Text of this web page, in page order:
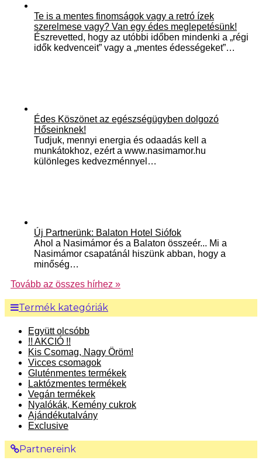
Te is a mentes finomságok vagy a retró ízek
szerelmese vagy? Van egy édes meglepetésünk!
Észrevetted, hogy az utóbbi időben mindenki a „régi
idők kedvenceit” vagy a „mentes édességeket”…
Édes Köszönet az egészségügyben dolgozó
Hőseinknek!
Tudjuk, mennyi energia és odaadás kell a
munkátokhoz, ezért a www.nasimamor.hu
különleges kedvezménnyel…
Új Partnerünk: Balaton Hotel Siófok
Ahol a Nasimámor és a Balaton összeér... Mi a
Nasimámor csapatánál hiszünk abban, hogy a
minőség…
Tovább az összes hírhez »
Termék kategóriák
Együtt olcsóbb
!! AKCIÓ !!
Kis Csomag, Nagy Öröm!
Vicces csomagok
Gluténmentes termékek
Laktózmentes termékek
Vegán termékek
Nyalókák, Kemény cukrok
Ajándékutalvány
Exclusive
Partnereink